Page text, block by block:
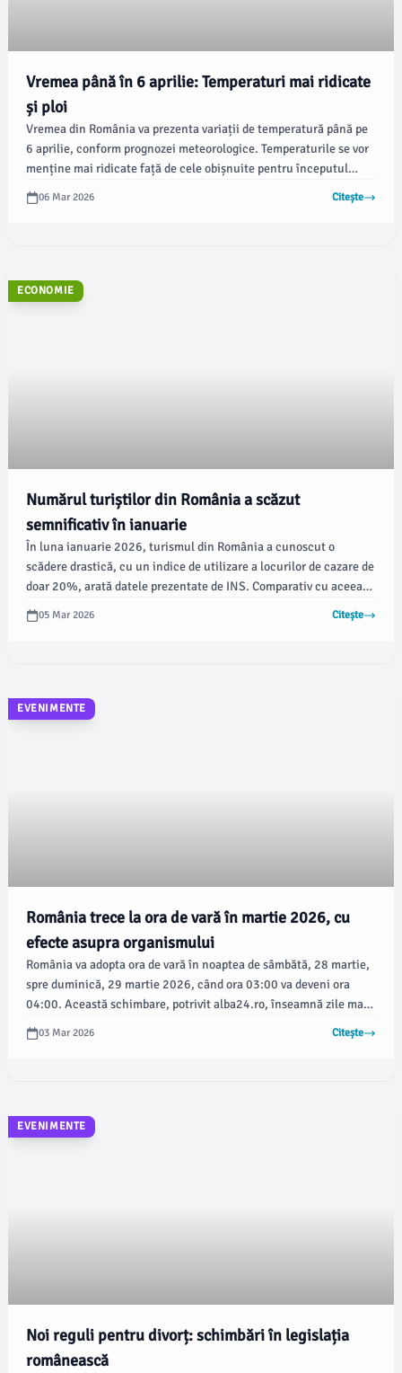
Vremea până în 6 aprilie: Temperaturi mai ridicate
și ploi
Vremea din România va prezenta variații de temperatură până pe
6 aprilie, conform prognozei meteorologice. Temperaturile se vor
menține mai ridicate față de cele obișnuite pentru începutul
primăverii, cu maxime de 17 grade în centrul și 18 grade în vestul
țării, la finalul săptămânii viitoare.
06 Mar 2026 Citește
ECONOMIE
Numărul turiștilor din România a scăzut
semnificativ în ianuarie
În luna ianuarie 2026, turismul din România a cunoscut o
scădere drastică, cu un indice de utilizare a locurilor de cazare de
doar 20%, arată datele prezentate de INS. Comparativ cu aceeași
perioadă din anul anterior, numărul turiștilor a fost cu 7,3% mai
mic.
05 Mar 2026 Citește
EVENIMENTE
România trece la ora de vară în martie 2026, cu
efecte asupra organismului
România va adopta ora de vară în noaptea de sâmbătă, 28 martie,
spre duminică, 29 martie 2026, când ora 03:00 va deveni ora
04:00. Această schimbare, potrivit alba24.ro, înseamnă zile mai
lungi, cu mai multă lumină naturală seara, deși duminică, 29
martie, va fi cea mai scurtă zi din an, având doar 23 de ore.
03 Mar 2026 Citește
EVENIMENTE
Noi reguli pentru divorț: schimbări în legislația
românească